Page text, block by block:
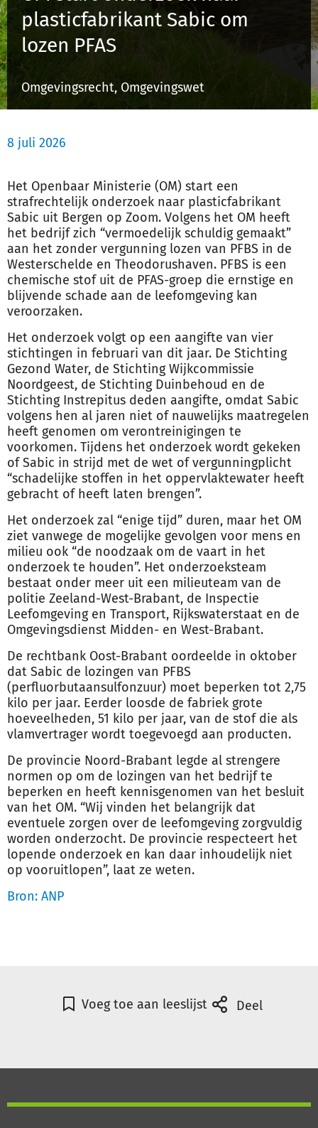
Inloggen
Registreren
plasticfabrikant Sabic om
lozen PFAS
Omgevingsrecht, Omgevingswet
8 juli 2026
Het Openbaar Ministerie (OM) start een
strafrechtelijk onderzoek naar plasticfabrikant
Sabic uit Bergen op Zoom. Volgens het OM heeft
het bedrijf zich “vermoedelijk schuldig gemaakt”
aan het zonder vergunninglozen van PFBS in de
Westerschelde en Theodorushaven. PFBS is een
chemische stof uit de PFAS-groep die ernstige en
blijvende schade aan de leefomgeving kan
veroorzaken.
Het onderzoek volgt op een aangifte van vier
stichtingen in februari van dit jaar. De Stichting
Gezond Water, de Stichting Wijkcommissie
Noordgeest, de Stichting Duinbehoud en de
Stichting Instrepitus deden aangifte, omdat Sabic
volgens hen al jaren niet of nauwelijks maatregelen
heeft genomen om verontreinigingen te
voorkomen. Tijdens het onderzoek wordt gekeken
of Sabic in strijd met de wet ofvergunningplicht
“schadelijke stoffen in het oppervlaktewater heeft
gebracht of heeft laten brengen”.
Het onderzoek zal “enige tijd” duren, maar het OM
ziet vanwege de mogelijke gevolgen voor mens en
milieu ook “de noodzaak om de vaart in het
onderzoek te houden”. Het onderzoeksteam
bestaat onder meer uit een milieuteam van de
politie Zeeland-West-Brabant, de Inspectie
Leefomgeving en Transport, Rijkswaterstaat en de
Omgevingsdienst Midden- en West-Brabant.
De rechtbank Oost-Brabant oordeelde in oktober
dat Sabic de lozingen van PFBS
(perfluorbutaansulfonzuur) moet beperken tot 2,75
kilo per jaar. Eerder loosde de fabriek grote
hoeveelheden, 51 kilo per jaar, van de stof die als
vlamvertrager wordt toegevoegd aan producten.
De provincie Noord-Brabant legde al strengere
normen op om de lozingen van het bedrijf te
beperken en heeft kennisgenomen van het besluit
van het OM. “Wij vinden het belangrijk dat
eventuele zorgen over de leefomgeving zorgvuldig
worden onderzocht. De provincie respecteert het
lopende onderzoek en kan daar inhoudelijk niet
op vooruitlopen”, laat ze weten.
Bron: ANP
Voeg toe aan leeslijst Deel